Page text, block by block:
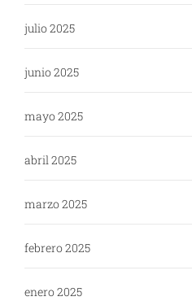
julio 2025
junio 2025
mayo 2025
abril 2025
marzo 2025
febrero 2025
enero 2025